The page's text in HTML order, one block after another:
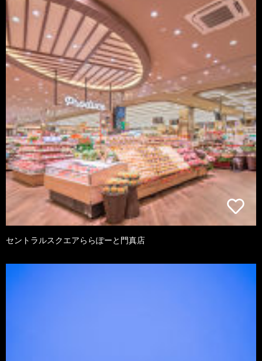
セントラルスクエアららぽーと門真店